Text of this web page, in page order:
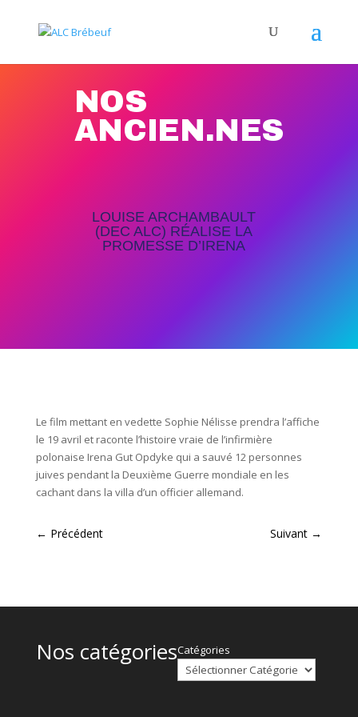
NOS
ANCIEN.NES
LOUISE ARCHAMBAULT
(DEC ALC) RÉALISE LA
PROMESSE D’IRENA
Le film mettant en vedette Sophie Nélisse prendra l’affiche
le 19 avril et raconte l’histoire vraie de l’infirmière
polonaise Irena Gut Opdyke qui a sauvé 12 personnes
juives pendant la Deuxième Guerre mondiale en les
cachant dans la villa d’un officier allemand.
← Précédent Suivant →
Nos catégoriesCatégories